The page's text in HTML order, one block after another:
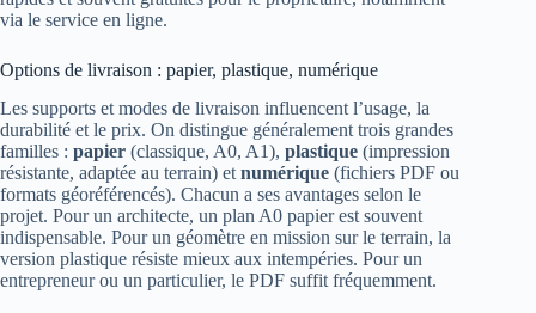
via le service en ligne.
Options de livraison : papier, plastique, numérique
Les supports et modes de livraison influencent l’usage, la
durabilité et le prix. On distingue généralement trois grandes
familles : papier (classique, A0, A1), plastique (impression
résistante, adaptée au terrain) etnumérique (fichiers PDF ou
formats géoréférencés). Chacun a ses avantages selon le
projet. Pour un architecte, un plan A0 papier est souvent
indispensable. Pour un géomètre en mission sur le terrain, la
version plastique résiste mieux aux intempéries. Pour un
entrepreneur ou un particulier, le PDF suffit fréquemment.